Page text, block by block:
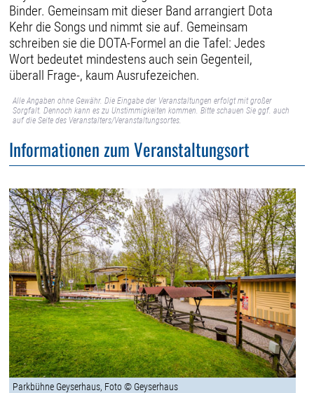
Binder. Gemeinsam mit dieser Band arrangiert Dota
Kehr die Songs und nimmt sie auf. Gemeinsam
schreiben sie die DOTA-Formel an die Tafel: Jedes
Wort bedeutet mindestens auch sein Gegenteil,
überall Frage-, kaum Ausrufezeichen.
Alle Angaben ohne Gewähr. Die Eingabe der Veranstaltungen erfolgt mit großer
Sorgfalt. Dennoch kann es zu Unstimmigkeiten kommen. Bitte schauen Sie ggf. auch
auf die Seite des Veranstalters/Veranstaltungsortes.
Informationen zum Veranstaltungsort
Parkbühne Geyserhaus, Foto © Geyserhaus